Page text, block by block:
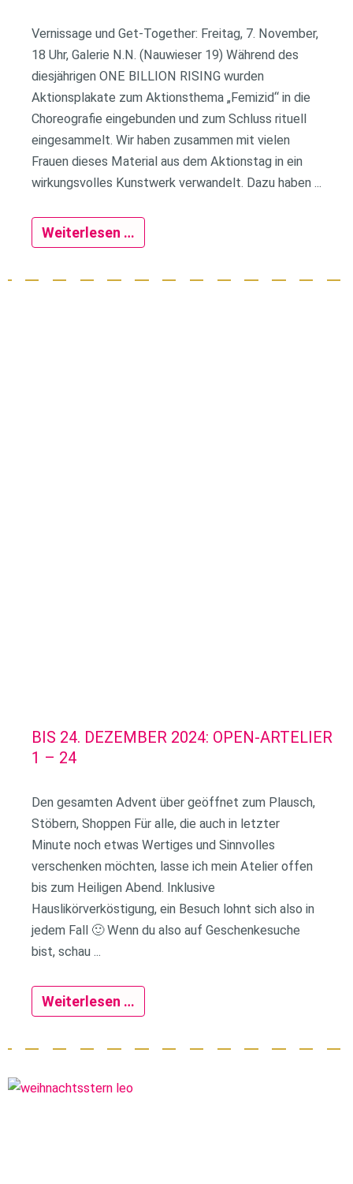
Vernissage und Get-Together: Freitag, 7. November,
18 Uhr, Galerie N.N. (Nauwieser 19) Während des
diesjährigen ONE BILLION RISING wurden
Aktionsplakate zum Aktionsthema „Femizid“ in die
Choreografie eingebunden und zum Schluss rituell
eingesammelt. Wir haben zusammen mit vielen
Frauen dieses Material aus dem Aktionstag in ein
wirkungsvolles Kunstwerk verwandelt. Dazu haben ...
Weiterlesen …
BIS 24. DEZEMBER 2024: OPEN-ARTELIER
1 – 24
Den gesamten Advent über geöffnet zum Plausch,
Stöbern, Shoppen Für alle, die auch in letzter
Minute noch etwas Wertiges und Sinnvolles
verschenken möchten, lasse ich mein Atelier offen
bis zum Heiligen Abend. Inklusive
Hauslikörverköstigung, ein Besuch lohnt sich also in
jedem Fall 🙂 Wenn du also auf Geschenkesuche
bist, schau ...
Weiterlesen …